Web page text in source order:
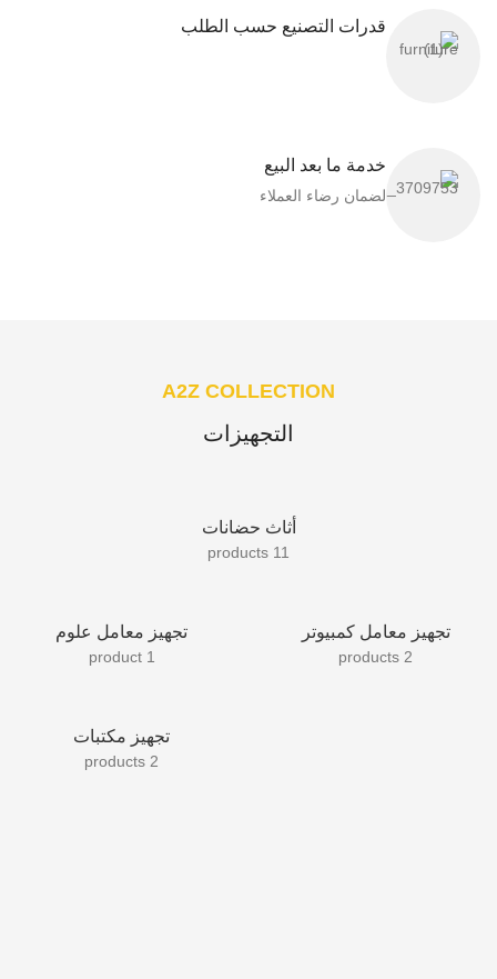
قدرات التصنيع حسب الطلب
خدمة ما بعد البيع
لضمان رضاء العملاء​
A2Z COLLECTION
التجهيزات
أثاث حضانات
11 products
تجهيز معامل علوم
1 product
تجهيز معامل كمبيوتر
2 products
تجهيز مكتبات
2 products